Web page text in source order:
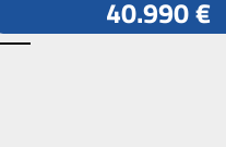
40.990 €